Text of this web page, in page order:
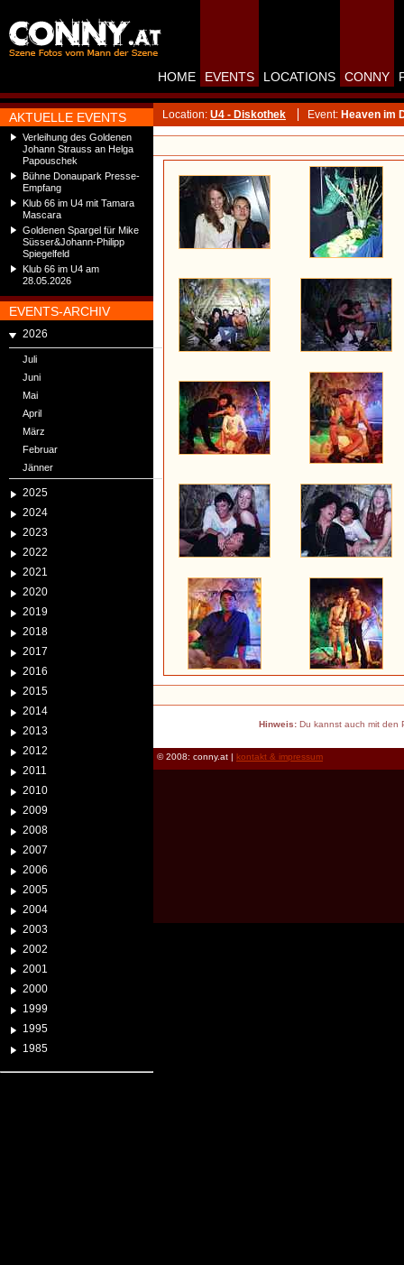
AKTUELLE EVENTS
Verleihung des Goldenen
Johann Strauss an Helga
Papouschek
Bühne Donaupark Presse-
Empfang
Klub 66 im U4 mit Tamara
Mascara
Goldenen Spargel für Mike
Süsser&Johann-Philipp
Spiegelfeld
Klub 66 im U4 am
28.05.2026
EVENTS-ARCHIV
2026
Juli
Juni
Mai
April
März
Februar
Jänner
2025
2024
2023
2022
2021
2020
2019
2018
2017
2016
2015
2014
2013
2012
2011
2010
2009
2008
2007
2006
2005
2004
2003
2002
2001
2000
1999
1995
1985
HOME EVENTS LOCATIONS CONNY
Location: U4 - Diskothek Event: Heaven im
Hinweis:Du kannst auch mit den
© 2008: conny.at | kontakt & impressum